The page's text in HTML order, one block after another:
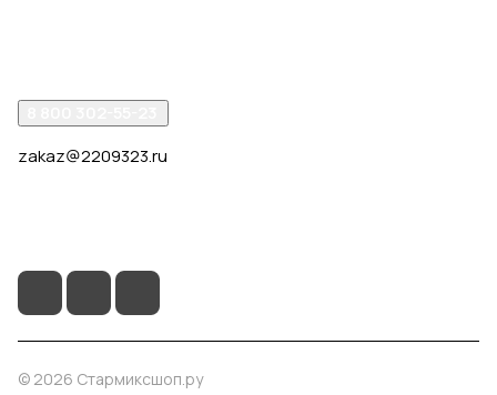
zakaz@2209323.ru
© 2026 Стармиксшоп.ру